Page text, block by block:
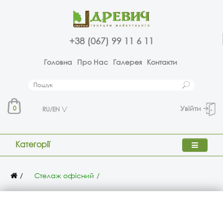
+38 (067) 99 11 6 11
Головна Про Нас Галерея Контакти
0 RU/EN Увійти
Категорії
Стелаж офісний